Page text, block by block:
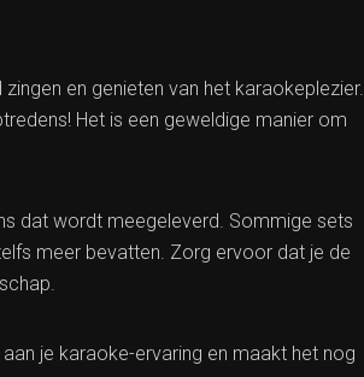
en genieten van het karaokeplezier.
Het is een geweldige manier om
dat wordt meegeleverd. Sommige sets
meer bevatten. Zorg ervoor dat je de
je karaoke-ervaring en maakt het nog